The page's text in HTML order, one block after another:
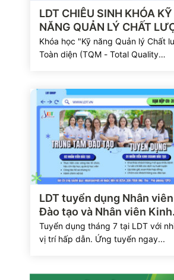
Xem chi tiết
LDT CHIÊU SINH KHÓA KỸ
NĂNG QUẢN LÝ CHẤT
TOÀN DIỆN (TQM)
Khóa học "Kỹ năng Quản lý Chất
Toàn diện (TQM - Total Quality
Xem chi tiết
LDT tuyển dụng Nhân viên
Đào tạo và Nhân viên Kinh
doanh 2026
Tuyển dụng tháng 7 tại LDT với
vị trí hấp dẫn. Ứng tuyển ngay...